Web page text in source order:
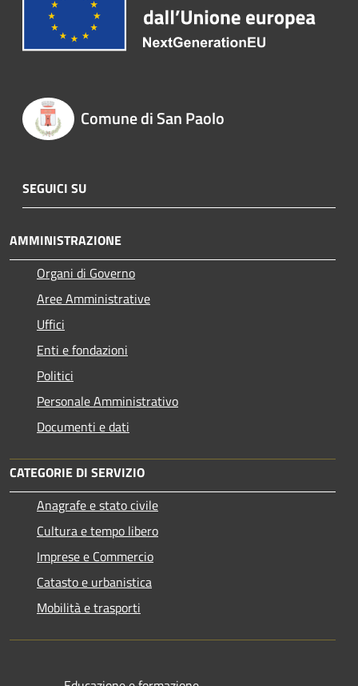
Comune di San Paolo
SEGUICI SU
AMMINISTRAZIONE
Organi di Governo
Aree Amministrative
Uffici
Enti e fondazioni
Politici
Personale Amministrativo
Documenti e dati
CATEGORIE DI SERVIZIO
Anagrafe e stato civile
Cultura e tempo libero
Imprese e Commercio
Catasto e urbanistica
Mobilità e trasporti